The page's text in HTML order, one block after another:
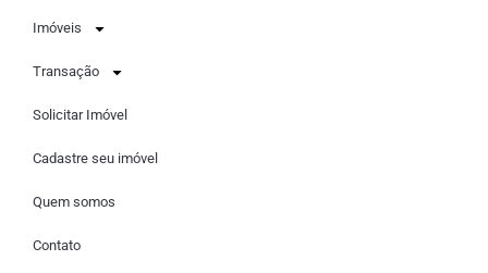
Imóveis
Transação
Solicitar Imóvel
Cadastre seu imóvel
Quem somos
Contato